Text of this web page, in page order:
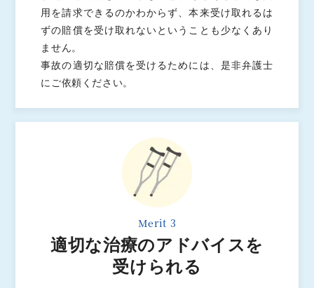
用を請求できるのかわからず、本来受け取れるは
ずの賠償を受け取れないということも少なくあり
ません。
事故の適切な賠償を受けるためには、是非弁護士
にご依頼ください。
Merit 3
適切な治療のアドバイスを
受けられる